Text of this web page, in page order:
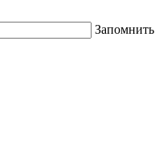
Запомнить